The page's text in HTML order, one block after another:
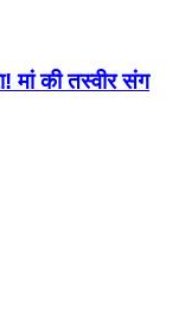
मां की तस्वीर संग